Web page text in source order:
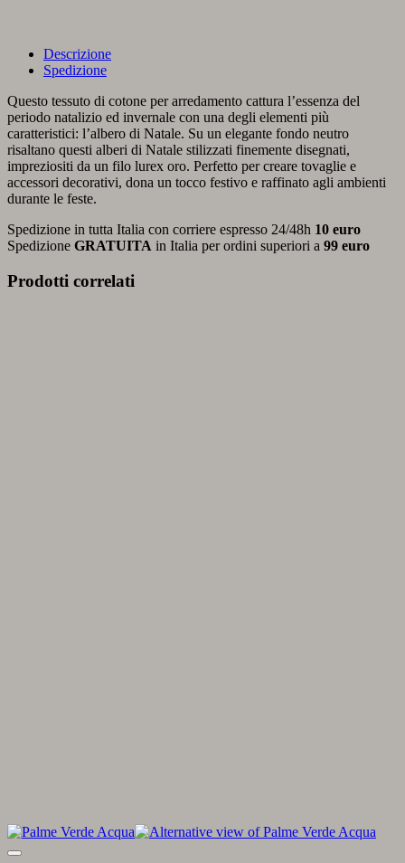
Descrizione
Spedizione
Questo tessuto di cotone per arredamento cattura l’essenza del
periodo natalizio ed invernale con una degli elementi più
caratteristici: l’albero di Natale. Su un elegante fondo neutro
risaltano questi alberi di Natale stilizzati finemente disegnati,
impreziositi da un filo lurex oro. Perfetto per creare tovaglie e
accessori decorativi, dona un tocco festivo e raffinato agli ambienti
durante le feste.
Spedizione in tutta Italia con corriere espresso 24/48h 10 euro
Spedizione GRATUITA in Italia per ordini superiori a 99 euro
Prodotti correlati